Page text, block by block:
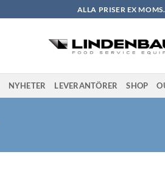
ALLA PRISER EX MOMS.
NYHETER LEVERANTÖRER SHOP